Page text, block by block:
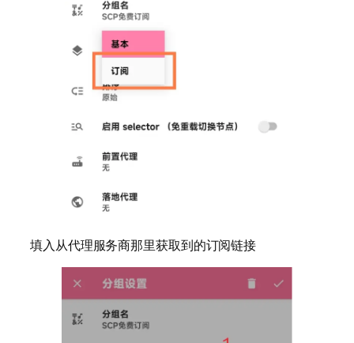
填入从代理服务商那里获取到的订阅链接